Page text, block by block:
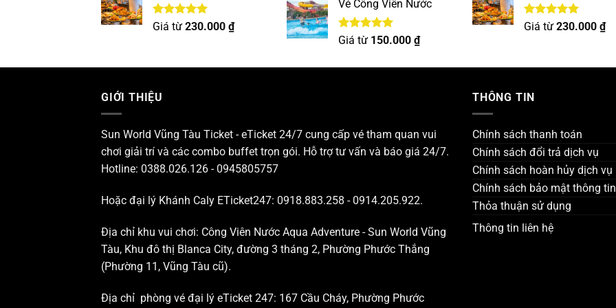
Được xếp
Giá từ 230.000 ₫
Vé Công Viên Nước
Được xếp
Giá từ 150.000 ₫
Được xếp
Giá từ 230.000 ₫
GIỚI THIỆU
Sun World Vũng Tàu Ticket - eTicket 24/7 cung cấp vé tham quan vui
chơi giải trí và các combo buffet trọn gói. Hỗ trợ tư vấn và báo giá 24/7.
Hotline: 0388.026.126 - 0945805757
Hoặc đại lý Khánh Caly ETicket247: 0918.883.258 - 0914.205.922.
Địa chỉ khu vui chơi: Công Viên Nước Aqua Adventure - Sun World Vũng
Tàu, Khu đô thị Blanca City, đường 3 tháng 2, Phường Phước Thắng
(Phường 11, Vũng Tàu cũ).
Địa chỉ phòng vé đại lý eTicket 247: 167 Cầu Cháy, Phường Phước
THÔNG TIN
Chính sách thanh toán
Chính sách đổi trả dịch vụ
Chính sách hoàn hủy dịch vụ
Chính sách bảo mật thông tin
Thỏa thuận sử dụng
Thông tin liên hệ